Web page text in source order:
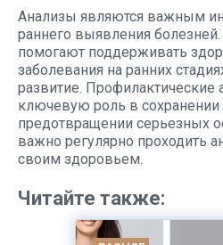
Анализы являются важным
раннего выявления
помогают поддерживать
заболевания на ранних
развитие. Профилактические
ключевую роль в сохранении
предотвращении серьезных
важно регулярно проходить
своим здоровьем.
Читайте также: